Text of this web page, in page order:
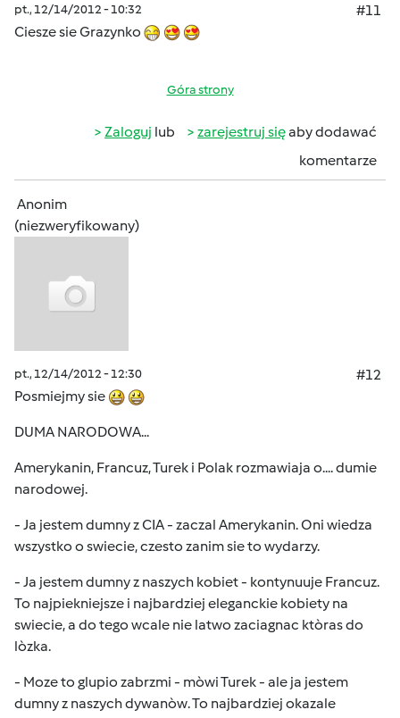
pt., 12/14/2012 - 10:32
#11
Ciesze sie Grazynko
Góra strony
Zaloguj lub zarejestruj sięaby dodawać
komentarze
Anonim
(niezweryfikowany)
pt., 12/14/2012 - 12:30
#12
Posmiejmy sie
DUMA NARODOWA...
Amerykanin, Francuz, Turek i Polak rozmawiaja o.... dumie
narodowej.
- Ja jestem dumny z CIA - zaczal Amerykanin. Oni wiedza
wszystko o swiecie, czesto zanim sie to wydarzy.
- Ja jestem dumny z naszych kobiet - kontynuuje Francuz.
To najpiekniejsze i najbardziej eleganckie kobiety na
swiecie, a do tego wcale nie latwo zaciagnac ktòras do
lòzka.
- Moze to glupio zabrzmi - mòwi Turek - ale ja jestem
dumny z naszych dywanòw. To najbardziej okazale